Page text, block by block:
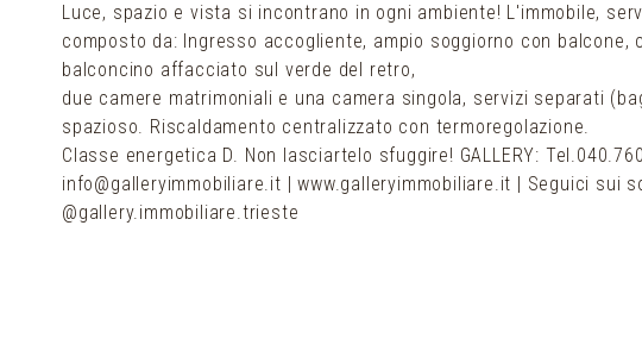
Luce, spazio e vista si incontrano in ogni ambiente! L'immobile,
composto da: Ingresso accogliente, ampio soggiorno con balcone,
balconcino affacciato sul verde del retro,
due camere matrimoniali e una camera singola, servizi separati
spazioso. Riscaldamento centralizzato con termoregolazione.
Classe energetica D. Non lasciartelo sfuggire! GALLERY:
info@galleryimmobiliare.it | www.galleryimmobiliare.it | Seguici sui
@gallery.immobiliare.trieste